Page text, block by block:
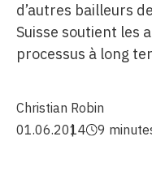
d’autres bailleurs
Suisse soutient les
processus à long
Christian Robin
01.06.2014
9